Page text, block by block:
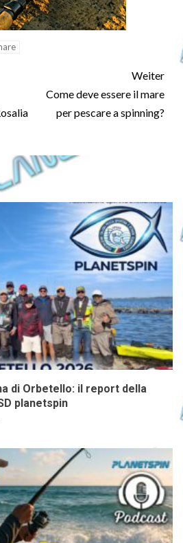
Weiter
Come deve essere il mare
per pescare a spinning?
di Orbetello: il report della
planetspin